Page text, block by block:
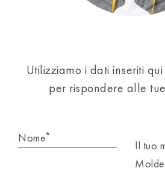
Utilizziamo i dati inseriti
per rispondere alle
Nome*
Il tuo